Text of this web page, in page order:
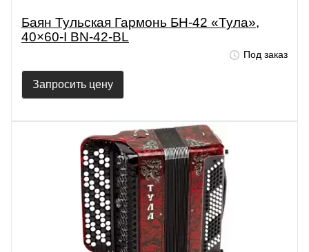
Баян Тульская Гармонь БН-42 «Тула»,
40×60-I BN-42-BL
Под заказ
Запросить цену